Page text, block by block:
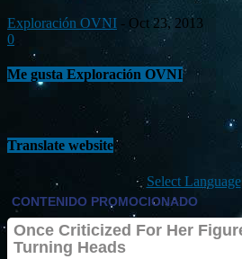
Exploración OVNI - Oct 23, 2013
0
Me gusta Exploración OVNI
Translate website
Select Language